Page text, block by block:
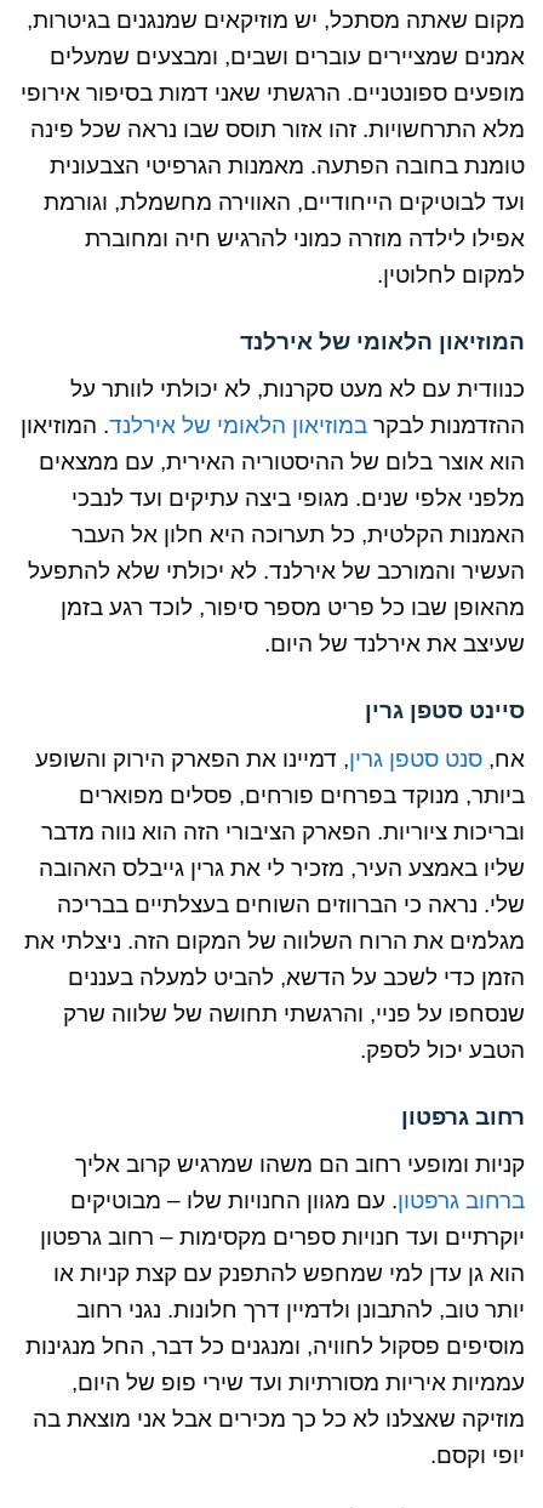
מקום שאתה מסתכל, יש מוזיקאים שמנגנים בגיטרות,
אמנים שמציירים עוברים ושבים, ומבצעים שמעלים
מופעים ספונטניים. הרגשתי שאני דמות בסיפור אירופי
מלא התרחשויות. זהו אזור תוסס שבו נראה שכל פינה
טומנת בחובה הפתעה. מאמנות הגרפיטי הצבעונית
ועד לבוטיקים הייחודיים, האווירה מחשמלת, וגורמת
אפילו לילדה מוזרה כמוני להרגיש חיה ומחוברת
למקום לחלוטין.
המוזיאון הלאומי של אירלנד
כנוודית עם לא מעט סקרנות, לא יכולתי לוותר על
ההזדמנות לבקר במוזיאון הלאומי של אירלנד. המוזיאון
הוא אוצר בלום של ההיסטוריה האירית, עם ממצאים
מלפני אלפי שנים. מגופי ביצה עתיקים ועד לנבכי
האמנות הקלטית, כל תערוכה היא חלון אל העבר
העשיר והמורכב של אירלנד. לא יכולתי שלא להתפעל
מהאופן שבו כל פריט מספר סיפור, לוכד רגע בזמן
שעיצב את אירלנד של היום.
סיינט סטפן גרין
אח, סנט סטפן גרין, דמיינו את הפארק הירוק והשופע
ביותר, מנוקד בפרחים פורחים, פסלים מפוארים
ובריכות ציוריות. הפארק הציבורי הזה הוא נווה מדבר
שליו באמצע העיר, מזכיר לי את גרין גייבלס האהובה
שלי. נראה כי הברווזים השוחים בעצלתיים בבריכה
מגלמים את הרוח השלווה של המקום הזה. ניצלתי את
הזמן כדי לשכב על הדשא, להביט למעלה בעננים
שנסחפו על פניי, והרגשתי תחושה של שלווה שרק
הטבע יכול לספק.
רחוב גרפטון
קניות ומופעי רחוב הם משהו שמרגיש קרוב אליך
ברחוב גרפטון. עם מגוון החנויות שלו – מבוטיקים
יוקרתיים ועד חנויות ספרים מקסימות – רחוב גרפטון
הוא גן עדן למי שמחפש להתפנק עם קצת קניות או
יותר טוב, להתבונן ולדמיין דרך חלונות. נגני רחוב
מוסיפים פסקול לחוויה, ומנגנים כל דבר, החל מנגינות
עממיות איריות מסורתיות ועד שירי פופ של היום,
מוזיקה שאצלנו לא כל כך מכירים אבל אני מוצאת בה
יופי וקסם.